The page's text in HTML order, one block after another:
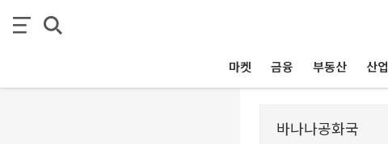
마켓 금융 부동산 산업